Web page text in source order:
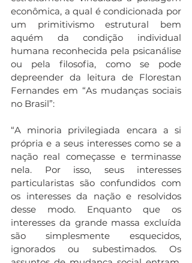
econômica, a qual é condicionada por
um primitivismo estrutural bem
aquém da condição individual
humana reconhecida pela psicanálise
ou pela filosofia, como se pode
depreender da leitura de Florestan
Fernandes em “As mudanças sociais
no Brasil”:
“A minoria privilegiada encara a si
própria e a seus interesses como se a
nação real começasse e terminasse
nela. Por isso, seus interesses
particularistas são confundidos com
os interesses da nação e resolvidos
desse modo. Enquanto que os
interesses da grande massa excluída
são simplesmente esquecidos,
ignorados ou subestimados. Os